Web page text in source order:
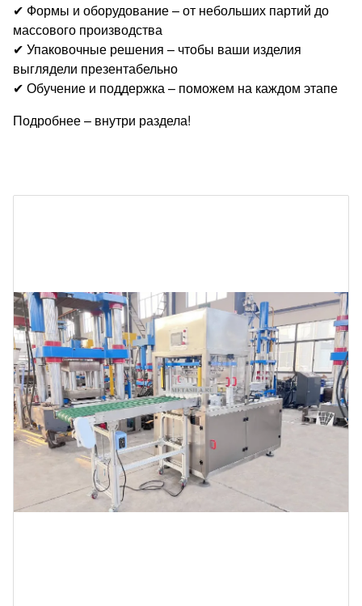
✔ Формы и оборудование – от небольших партий до
массового производства
✔ Упаковочные решения – чтобы ваши изделия
выглядели презентабельно
✔ Обучение и поддержка – поможем на каждом этапе
Подробнее – внутри раздела!